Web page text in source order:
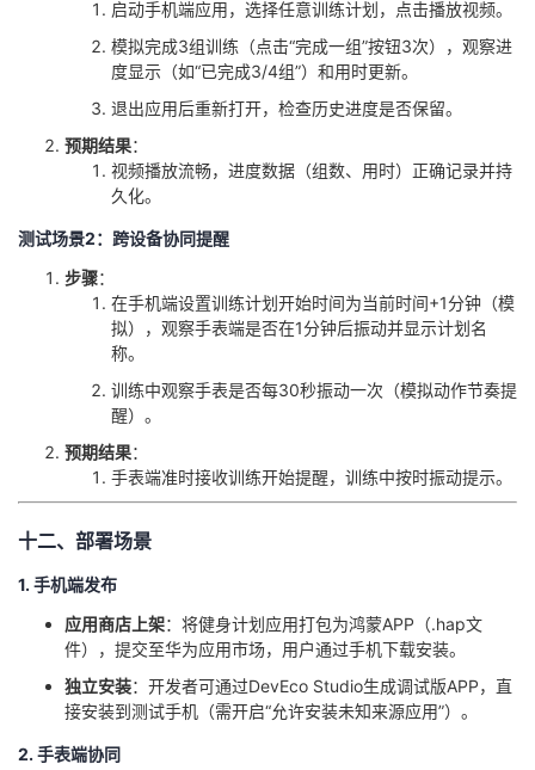
启动手机端应用，选择任意训练计划，点击播放视频。
模拟完成3组训练（点击“完成一组”按钮3次），观察进
度显示（如“已完成3/4组”）和用时更新。
退出应用后重新打开，检查历史进度是否保留。
​预期结果​​：
视频播放流畅，进度数据（组数、用时）正确记录并持
久化。
测试场景2：跨设备协同提醒
​步骤​​：
在手机端设置训练计划开始时间为当前时间+1分钟（模
拟），观察手表端是否在1分钟后振动并显示计划名
称。
训练中观察手表是否每30秒振动一次（模拟动作节奏提
醒）。
​预期结果​​：
手表端准时接收训练开始提醒，训练中按时振动提示。
十二、部署场景
1. 手机端发布
​应用商店上架​​：将健身计划应用打包为鸿蒙APP（.hap文
件），提交至华为应用市场，用户通过手机下载安装。
​独立安装​​：开发者可通过DevEco Studio生成调试版APP，直
接安装到测试手机（需开启“允许安装未知来源应用”）。
2. 手表端协同